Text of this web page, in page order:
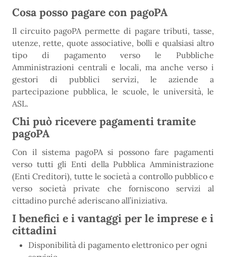
Cosa posso pagare con pagoPA
Il circuito pagoPA permette di pagare tributi, tasse,
utenze, rette, quote associative, bolli e qualsiasi altro
tipo di pagamento verso le Pubbliche
Amministrazioni centrali e locali, ma anche verso i
gestori di pubblici servizi, le aziende a
partecipazione pubblica, le scuole, le università, le
ASL.
Chi può ricevere pagamenti tramite
pagoPA
Con il sistema pagoPA si possono fare pagamenti
verso tutti gli Enti della Pubblica Amministrazione
(Enti Creditori), tutte le società a controllo pubblico e
verso società private che forniscono servizi al
cittadino purché aderiscano all’iniziativa.
I benefici e i vantaggi per le imprese e i
cittadini
Disponibilità di pagamento elettronico per ogni